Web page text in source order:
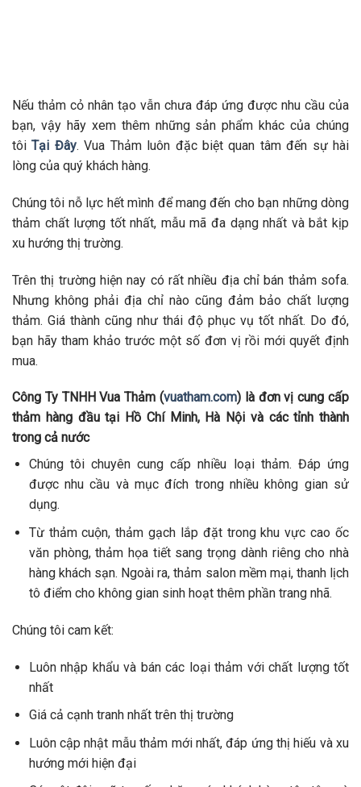
Nếu thảm cỏ nhân tạo vẫn chưa đáp ứng được nhu cầu của
bạn, vậy hãy xem thêm những sản phẩm khác của chúng
tôiTại Đây. Vua Thảm luôn đặc biệt quan tâm đến sự hài
lòng của quý khách hàng.
Chúng tôi nỗ lực hết mình để mang đến cho bạn những dòng
thảm chất lượng tốt nhất, mẫu mã đa dạng nhất và bắt kịp
xu hướng thị trường.
Trên thị trường hiện nay có rất nhiều địa chỉ bán thảm sofa.
Nhưng không phải địa chỉ nào cũng đảm bảo chất lượng
thảm. Giá thành cũng như thái độ phục vụ tốt nhất. Do đó,
bạn hãy tham khảo trước một số đơn vị rồi mới quyết định
mua.
Công Ty TNHH Vua Thảm (vuatham.com) là đơn vị cung cấp
thảm hàng đầu tại Hồ Chí Minh, Hà Nội và các tỉnh thành
trong cả nước
Chúng tôi chuyên cung cấp nhiều loại thảm. Đáp ứng
được nhu cầu và mục đích trong nhiều không gian sử
dụng.
Từ thảm cuộn, thảm gạch lắp đặt trong khu vực cao ốc
văn phòng, thảm họa tiết sang trọng dành riêng cho nhà
hàng khách sạn. Ngoài ra, thảm salon mềm mại, thanh lịch
tô điểm cho không gian sinh hoạt thêm phần trang nhã.
Chúng tôi cam kết:
Luôn nhập khẩu và bán các loại thảm với chất lượng tốt
nhất
Giá cả cạnh tranh nhất trên thị trường
Luôn cập nhật mẫu thảm mới nhất, đáp ứng thị hiếu và xu
hướng mới hiện đại